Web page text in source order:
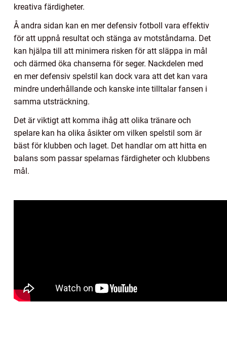
kreativa färdigheter.
Å andra sidan kan en mer defensiv fotboll vara effektiv
för att uppnå resultat och stänga av motståndarna. Det
kan hjälpa till att minimera risken för att släppa in mål
och därmed öka chanserna för seger. Nackdelen med
en mer defensiv spelstil kan dock vara att det kan vara
mindre underhållande och kanske inte tilltalar fansen i
samma utsträckning.
Det är viktigt att komma ihåg att olika tränare och
spelare kan ha olika åsikter om vilken spelstil som är
bäst för klubben och laget. Det handlar om att hitta en
balans som passar spelarnas färdigheter och klubbens
mål.